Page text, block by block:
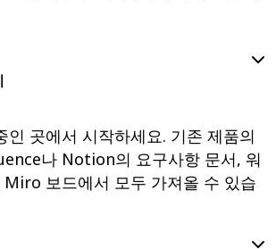
인 곳에서 시작하세요. 기존 제품의
나 Notion의 요구사항 문서, 워
Miro 보드에서 모두 가져올 수 있습